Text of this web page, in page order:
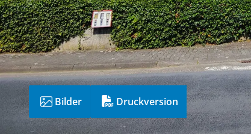
Bilder Druckversion